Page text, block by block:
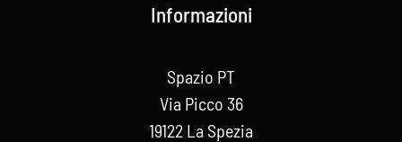
Informazioni
Spazio PT
Via Picco 36
19122 La Spezia